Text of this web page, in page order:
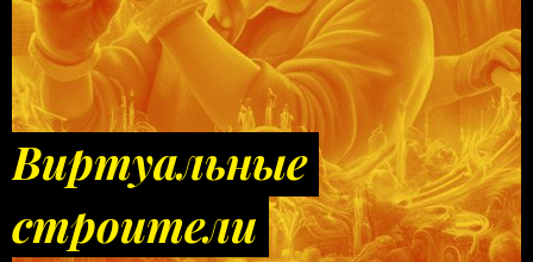
Виртуальные
строители